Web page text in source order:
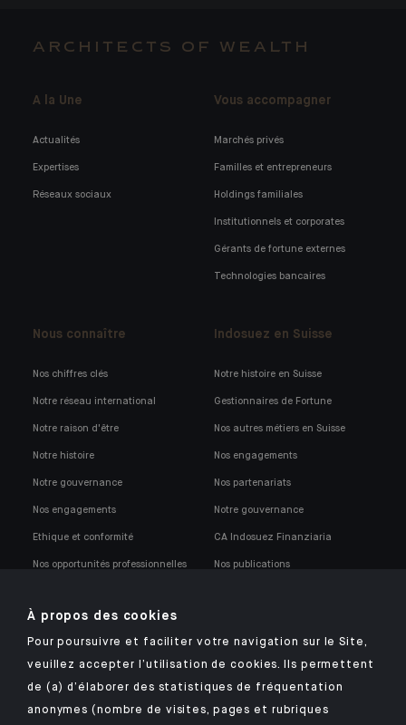
ARCHITECTS OF WEALTH
A la Une
Actualités
Expertises
Réseaux sociaux
Vous accompagner
Marchés privés
Familles et entrepreneurs
Holdings familiales
Institutionnels et corporates
Gérants de fortune externes
Technologies bancaires
Nous connaître
Nos chiffres clés
Notre réseau international
Notre raison d'être
Notre histoire
Notre gouvernance
Nos engagements
Ethique et conformité
Nos opportunités professionnelles
Indosuez en Suisse
Notre histoire en Suisse
Gestionnaires de Fortune
Nos autres métiers en Suisse
Nos engagements
Nos partenariats
Notre gouvernance
CA Indosuez Finanziaria
Nos publications
Retrouvez notre application mobile Indosuez
À propos des cookies
Pour poursuivre et faciliter votre navigation sur le Site,
veuillez accepter l’utilisation de cookies. Ils permettent
de (a) d’élaborer des statistiques de fréquentation
anonymes (nombre de visites, pages et rubriques